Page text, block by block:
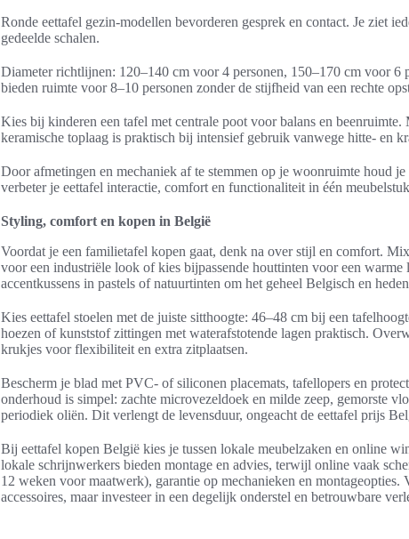
Ronde eettafel gezin-modellen bevorderen gesprek en contact. Je ziet
gedeelde schalen.
Diameter richtlijnen: 120–140 cm voor 4 personen, 150–170 cm voor 6
bieden ruimte voor 8–10 personen zonder de stijfheid van een rechte
Kies bij kinderen een tafel met centrale poot voor balans en
keramische toplaag is praktisch bij intensief gebruik vanwege hitte- en
Door afmetingen en mechaniek af te stemmen op je woonruimte houd
verbeter je eettafel interactie, comfort en functionaliteit in één
Styling, comfort en kopen in België
Voordat je een familietafel kopen gaat, denk na over stijl en comfort.
voor een industriële look of kies bijpassende houttinten voor een
accentkussens in pastels of natuurtinten om het geheel Belgisch en
Kies eettafel stoelen met de juiste sitthoogte: 46–48 cm bij een
hoezen of kunststof zittingen met waterafstotende lagen praktisch.
krukjes voor flexibiliteit en extra zitplaatsen.
Bescherm je blad met PVC- of siliconen placemats, tafellopers en
onderhoud is simpel: zachte microvezeldoek en milde zeep, gemorste
periodiek oliën. Dit verlengt de levensduur, ongeacht de eettafel prijs
Bij eettafel kopen België kies je tussen lokale meubelzaken en online
lokale schrijnwerkers bieden montage en advies, terwijl online vaak
12 weken voor maatwerk), garantie op mechanieken en montageopties.
accessoires, maar investeer in een degelijk onderstel en betrouwbare